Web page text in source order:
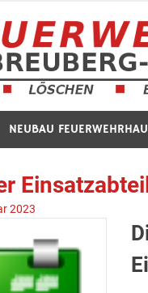
NEUBAU
2023